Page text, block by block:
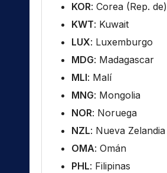
KOR: Corea (Rep. de)
KWT: Kuwait
LUX: Luxemburgo
MDG: Madagascar
MLI: Malí
MNG: Mongolia
NOR: Noruega
NZL: Nueva Zelandia
OMA: Omán
PHL: Filipinas